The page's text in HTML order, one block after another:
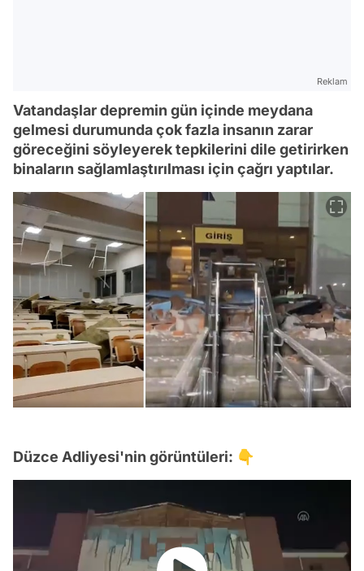
Reklam
Vatandaşlar depremin gün içinde meydana
gelmesi durumunda çok fazla insanın zarar
göreceğini söyleyerek tepkilerini dile getirirken
binaların sağlamlaştırılması için çağrı yaptılar.
Düzce Adliyesi'nin görüntüleri: 👇